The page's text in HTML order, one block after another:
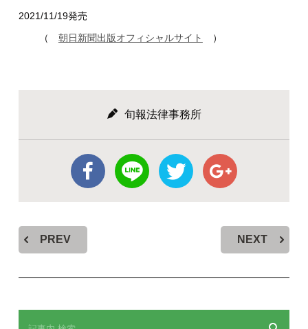
2021/11/19発売
（ 朝日新聞出版オフィシャルサイト ）
旬報法律事務所
PREV NEXT